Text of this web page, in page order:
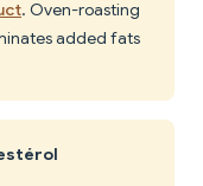
. Oven-roasting
added fats